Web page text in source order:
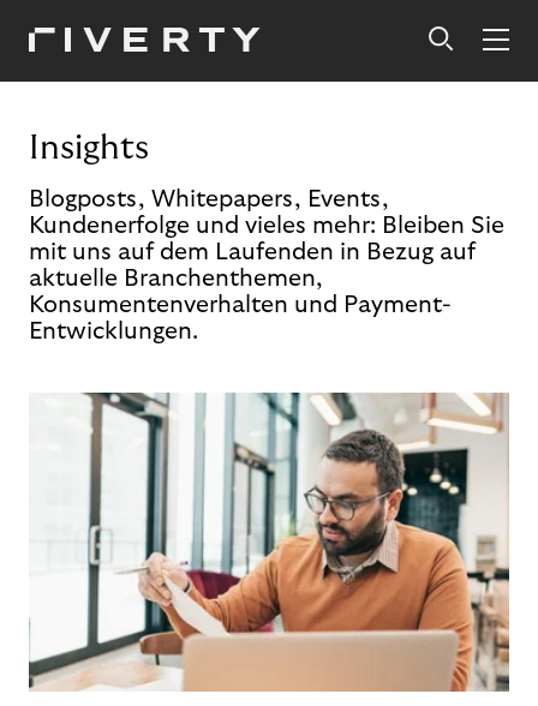
Insights
Blogposts, Whitepapers, Events,
Kundenerfolge und vieles mehr: Bleiben Sie
mit uns auf dem Laufenden in Bezug auf
aktuelle Branchenthemen,
Konsumentenverhalten und Payment-
Entwicklungen.